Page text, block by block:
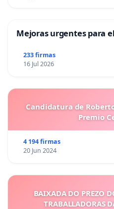
Mejoras urgentes para
233 firmas
16 Jul 2026
Candidatura de
Premio
4 194 firmas
20 Jun 2024
BAIXADA DO PREZO
TRABALLADORAS